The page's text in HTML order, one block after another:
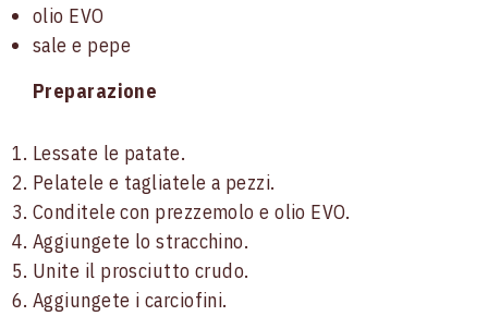
olio EVO
sale e pepe
Preparazione
Lessate le patate.
Pelatele e tagliatele a pezzi.
Conditele con prezzemolo e olio EVO.
Aggiungete lo stracchino.
Unite il prosciutto crudo.
Aggiungete i carciofini.